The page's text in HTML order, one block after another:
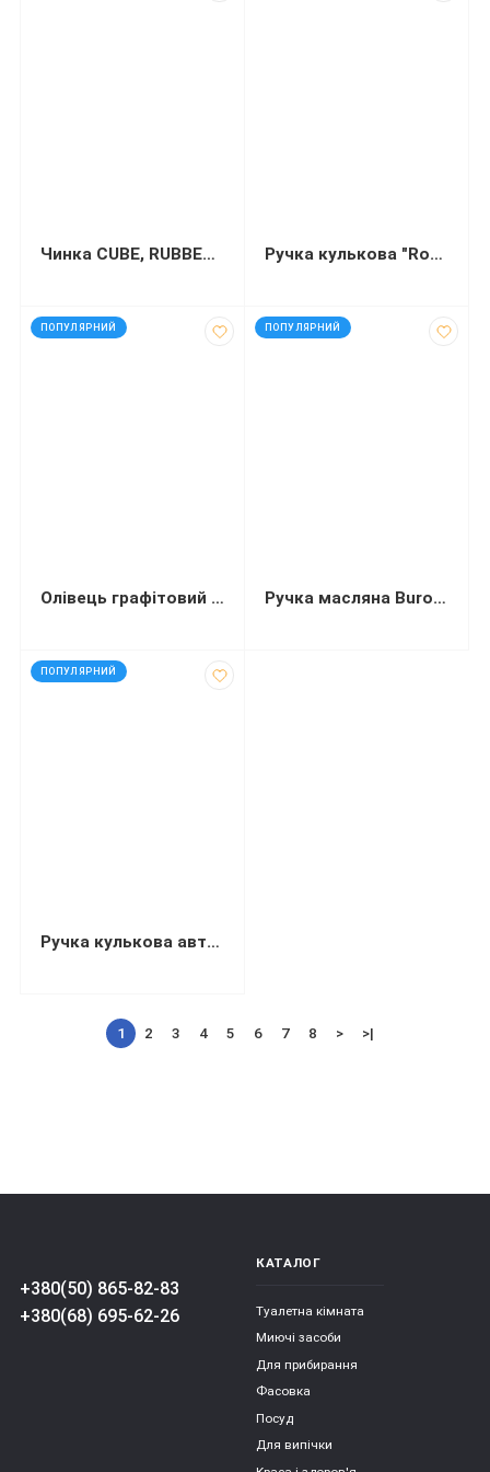
Чинка CUBE, RUBBER TOUCH в блістері Ручка кулькова "Round Stic", чорний
ПОПУЛЯРНИЙ
код: 91874
Олівець графітовий Buromax JOBMAX HB жовтий з ластиком
ПОПУЛЯРНИЙ
код: 30439
Ручка масляна Buromax LINEA 0,5 мм тригранний корпус червона
ПОПУЛЯРНИЙ
код: 6161
Ручка кулькова автоматична Holly Touch масляні чорнила 0.7 м...
1 2 3 4 5 6 7 8 > >|
+380(50) 865-82-83
+380(68) 695-62-26
КАТАЛОГ
Туалетна кімната
Миючі засоби
Для прибирання
Фасовка
Посуд
Для випічки